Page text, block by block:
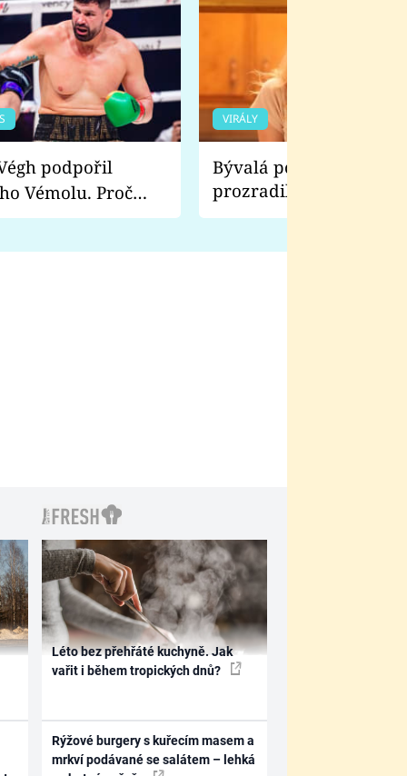
Vémolu. Proč
zápasit s ním než
VIRÁLY
Bývalá pornoherečka
prozradila, co ji
natáčení Euforie.
Léto bez přehřáté kuchyně. Jak
vařit i během tropických dnů?
Rýžové burgery s kuřecím masem a
mrkví podávané se salátem – lehká